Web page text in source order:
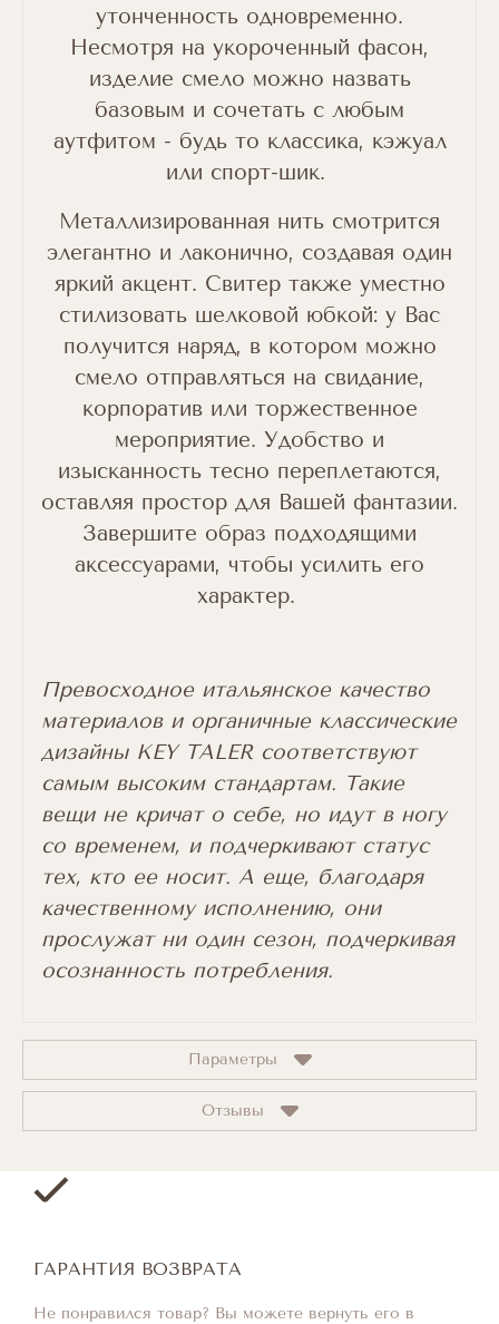
утонченность одновременно.
Несмотря на укороченный фасон,
изделие смело можно назвать
базовым и сочетать с любым
аутфитом - будь то классика, кэжуал
или спорт-шик.
Металлизированная нить смотрится
элегантно и лаконично, создавая один
яркий акцент. Свитер также уместно
стилизовать шелковой юбкой: у Вас
получится наряд, в котором можно
смело отправляться на свидание,
корпоратив или торжественное
мероприятие. Удобство и
изысканность тесно переплетаются,
оставляя простор для Вашей фантазии.
Завершите образ подходящими
аксессуарами, чтобы усилить его
характер.
Превосходное итальянское качество
материалов и органичные классические
дизайны KEY TALER соответствуют
самым высоким стандартам. Такие
вещи не кричат о себе, но идут в ногу
со временем, и подчеркивают статус
тех, кто ее носит. А еще, благодаря
качественному исполнению, они
прослужат ни один сезон, подчеркивая
осознанность потребления.
Параметры
Отзывы
ГАРАНТИЯ ВОЗВРАТА
Не понравился товар? Вы можете вернуть его в